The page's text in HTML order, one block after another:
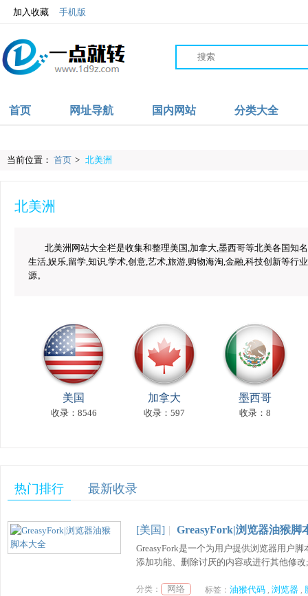
加入收藏 手机版
首页 网址导航 国内网站 分类大全
当前位置： 首页 > 北美洲
北美洲
北美洲网站大全栏是收集和整理美国,加拿大,墨西哥等北美各国知
生活,娱乐,留学,知识,学术,创意,艺术,旅游,购物海淘,金融,科技创新等
源。
美国
收录：8546
加拿大
收录：597
墨西哥
收录：8
热门排行 最新收录
[美国] | GreasyFork|浏览器油猴脚
GreasyFork是一个为用户提供浏览器用户
添加功能、删除讨厌的内容或进行其他修
分类： 网络 标签： 油猴代码 , 浏览器 ,